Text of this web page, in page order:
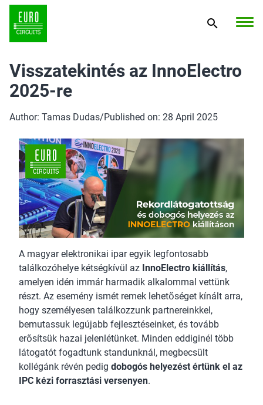
Visszatekintés az InnoElectro
2025-re
Author: Tamas Dudas/Published on: 28 April 2025
A magyar elektronikai ipar egyik legfontosabb
találkozóhelye kétségkívül az InnoElectro kiállítás,
amelyen idén immár harmadik alkalommal vettünk
részt. Az esemény ismét remek lehetőséget kínált arra,
hogy személyesen találkozzunk partnereinkkel,
bemutassuk legújabb fejlesztéseinket, és tovább
erősítsük hazai jelenlétünket. Minden eddiginél több
látogatót fogadtunk standunknál, megbecsült
kollégánk révén pedig dobogós helyezést értünk el az
IPC kézi forrasztási versenyen.